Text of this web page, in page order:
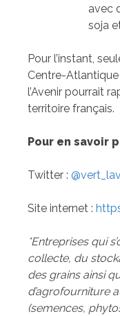
avec
soja
Pour l’instant,
Centre-
l’Avenir pourrait
territoire français.
Pour en savoir
Twitter :
Site internet :
*Entreprises qui
collecte, du
des grains ainsi
d’agrofourniture
(semences,